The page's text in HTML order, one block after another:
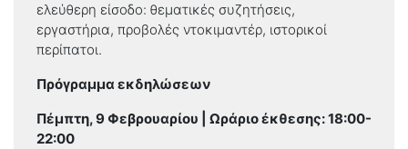
ελεύθερη είσοδο: θεματικές συζητήσεις,
εργαστήρια, προβολές ντοκιμαντέρ, ιστορικοί
περίπατοι.
Πρόγραμμα εκδηλώσεων
Πέμπτη, 9 Φεβρουαρίου | Ωράριο έκθεσης: 18:00-
22:00